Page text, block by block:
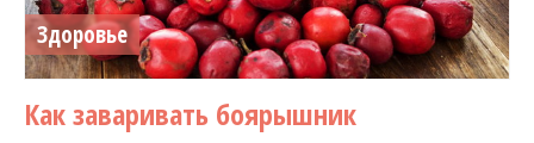
Здоровье
Как заваривать боярышник